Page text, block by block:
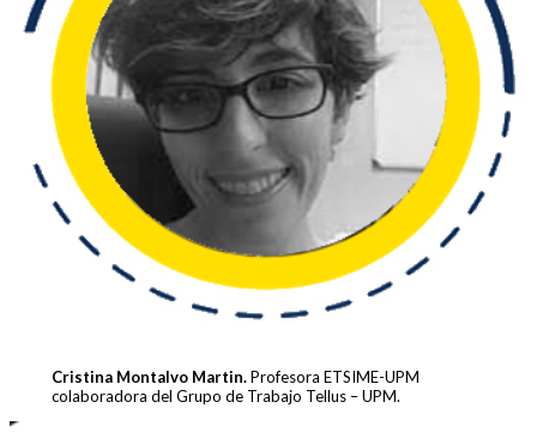
Cristina Montalvo Martin.Profesora ETSIME-UPM
colaboradora del Grupo de Trabajo Tellus – UPM.